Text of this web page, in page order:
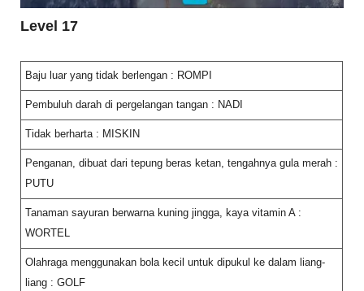
Level 17
Baju luar yang tidak berlengan : ROMPI
Pembuluh darah di pergelangan tangan : NADI
Tidak berharta : MISKIN
Penganan, dibuat dari tepung beras ketan, tengahnya gula merah :
PUTU
Tanaman sayuran berwarna kuning jingga, kaya vitamin A :
WORTEL
Olahraga menggunakan bola kecil untuk dipukul ke dalam liang-
liang : GOLF